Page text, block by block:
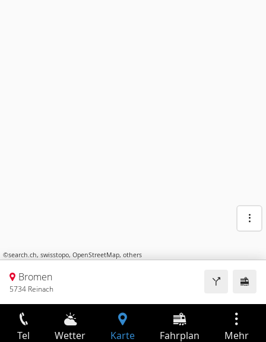
©search.ch, swisstopo, OpenStreetMap, others
Bromen
5734 Reinach
Tel Wetter Karte Fahrplan Mehr